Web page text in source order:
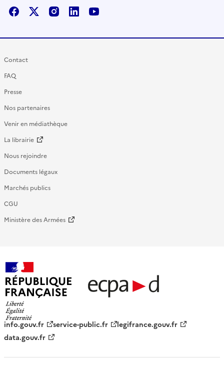
FacebookX / TwitterInstagram
LinkedInYoutube
Contact
FAQ
Presse
Nos partenaires
Venir en médiathèque
La librairie
Nous rejoindre
Documents légaux
Marchés publics
CGU
Ministère des Armées
française - ECPAD
info.gouv.fr service-public.fr
legifrance.gouv.fr
data.gouv.fr